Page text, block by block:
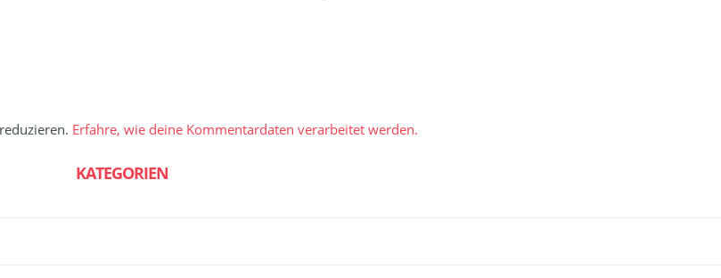
Erfahre, wie deine Kommentardaten verarbeitet werden.
KATEGORIEN